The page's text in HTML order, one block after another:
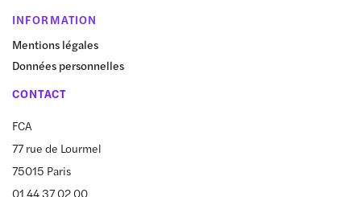
INFORMATION
Mentions légales
Données personnelles
CONTACT
FCA
77 rue de Lourmel
75015 Paris
01 44 37 02 00